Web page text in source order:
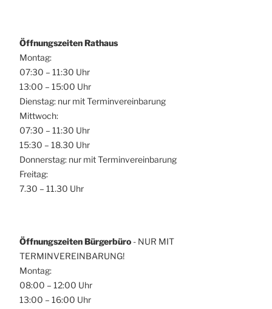
Öffnungszeiten Rathaus
Montag:
07:30 – 11:30 Uhr
13:00 – 15:00 Uhr
Dienstag: nur mit Terminvereinbarung
Mittwoch:
07:30 – 11:30 Uhr
15:30 – 18.30 Uhr
Donnerstag: nur mit Terminvereinbarung
Freitag:
7.30 – 11.30 Uhr
Öffnungszeiten Bürgerbüro - NUR MIT
TERMINVEREINBARUNG!
Montag:
08:00 – 12:00 Uhr
13:00 – 16:00 Uhr